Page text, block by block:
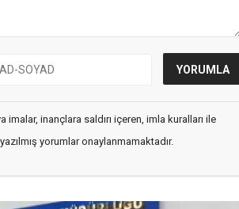
inançlara saldırı içeren, imla kuralları ile
yorumlar onaylanmamaktadır.